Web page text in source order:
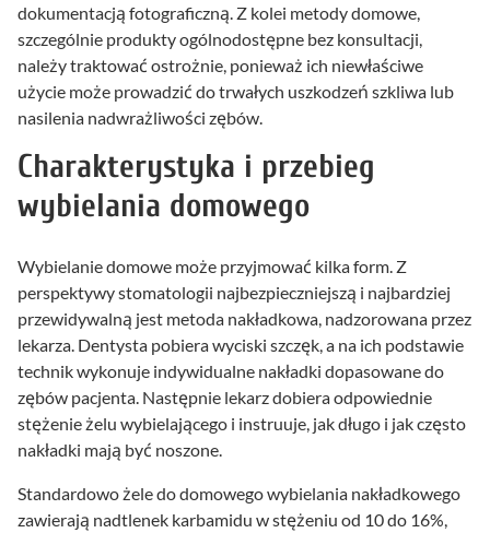
dokumentacją fotograficzną. Z kolei metody domowe,
szczególnie produkty ogólnodostępne bez konsultacji,
należy traktować ostrożnie, ponieważ ich niewłaściwe
użycie może prowadzić do trwałych uszkodzeń szkliwa lub
nasilenia nadwrażliwości zębów.
Charakterystyka i przebieg
wybielania domowego
Wybielanie domowe może przyjmować kilka form. Z
perspektywy stomatologii najbezpieczniejszą i najbardziej
przewidywalną jest metoda nakładkowa, nadzorowana przez
lekarza. Dentysta pobiera wyciski szczęk, a na ich podstawie
technik wykonuje indywidualne nakładki dopasowane do
zębów pacjenta. Następnie lekarz dobiera odpowiednie
stężenie żelu wybielającego i instruuje, jak długo i jak często
nakładki mają być noszone.
Standardowo żele do domowego wybielania nakładkowego
zawierają nadtlenek karbamidu w stężeniu od 10 do 16%,